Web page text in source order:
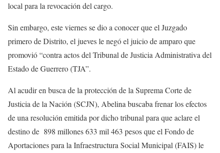
local para la revocación del cargo.
Sin embargo, este viernes se dio a conocer que el Juzgado
primero de Distrito, el jueves le negó el juicio de amparo que
promovió “contra actos del Tribunal de Justicia Administrativa del
Estado de Guerrero (TJA”.
Al acudir en busca de la protección de la Suprema Corte de
Justicia de la Nación (SCJN), Abelina buscaba frenar los efectos
de una resolución emitida por dicho tribunal para que aclare el
destino de 898 millones 633 mil 463 pesos que el Fondo de
Aportaciones para la Infraestructura Social Municipal (FAIS) le